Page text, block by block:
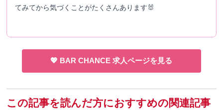
てみてから気づくことがたくさんあります🐰
💖 BAR CHANCE 求人ページを見る
この記事を読んだ方におすすめの関連記事